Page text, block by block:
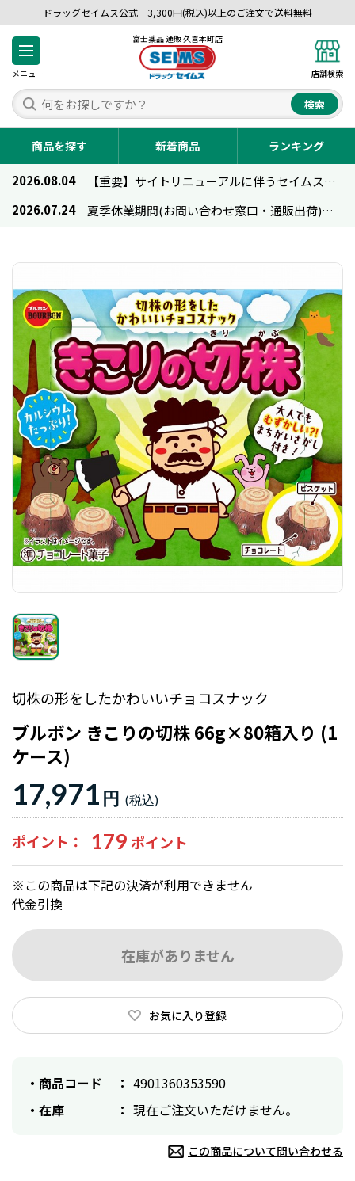
ドラッグセイムス公式｜3,300円(税込)以上のご注文で送料無料
メニュー
富士薬品 通販 久喜本町店
店舗検索
検索
商品を探す 新着商品 ランキング
2026.08.04
【重要】サイトリニューアルに伴うセイムス通販のご利用について
2026.07.24
夏季休業期間(お問い合わせ窓口・通販出荷)のお知らせ
切株の形をしたかわいいチョコスナック
ブルボン きこりの切株 66g×80箱入り (1
ケース)
17,971 円
ポイント 179
※この商品は下記の決済が利用できません
代金引換
在庫がありません
お気に入り登録
商品コード
4901360353590
在庫
現在ご注文いただけません。
この商品について問い合わせる